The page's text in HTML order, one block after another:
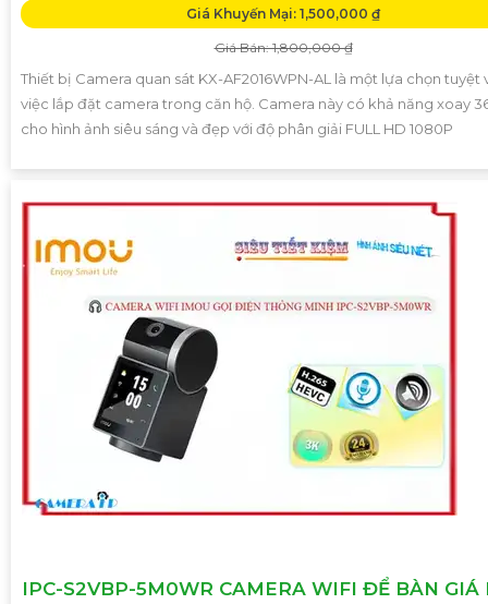
Giá Khuyến Mại: 1,500,000 ₫
Giá Bán: 1,800,000 ₫
Thiết bị Camera quan sát KX-AF2016WPN-AL là một lựa chọn tuyệt
việc lắp đặt camera trong căn hộ. Camera này có khả năng xoay
cho hình ảnh siêu sáng và đẹp với độ phân giải FULL HD 1080P
IPC-S2VBP-5M0WR CAMERA WIFI ĐỂ BÀN GIÁ